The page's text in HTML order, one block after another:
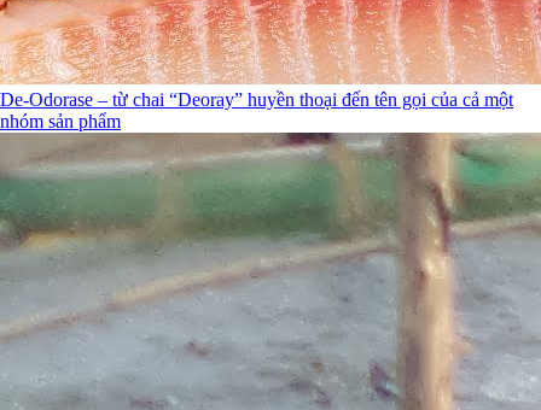
De-Odorase – từ chai “Deoray” huyền thoại đến tên gọi của cả một
nhóm sản phẩm